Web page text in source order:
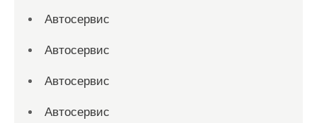
Автосервис
Автосервис
Автосервис
Автосервис